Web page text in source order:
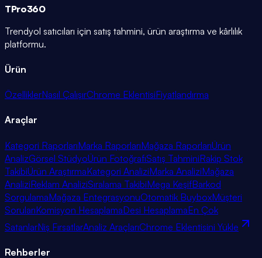
TPro360
Trendyol satıcıları için satış tahmini, ürün araştırma ve kârlılık
platformu.
Ürün
ÖzelliklerNasıl ÇalışırChrome EklentisiFiyatlandırma
Araçlar
Kategori RaporlarıMarka RaporlarıMağaza RaporlarıÜrün
AnalizGörsel StüdyoÜrün FotoğrafıSatış TahminiRakip Stok
TakibiÜrün AraştırmaKategori AnaliziMarka AnaliziMağaza
AnaliziReklam AnaliziSıralama TakibiMega KeşifBarkod
SorgulamaMağaza EntegrasyonuOtomatik BuyboxMüşteri
SorularıKomisyon HesaplamaDesi HesaplamaEn Çok
SatanlarNiş FırsatlarAnaliz AraçlarıChrome Eklentisini Yükle
Rehberler